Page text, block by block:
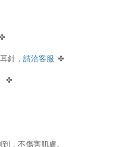
針， 請洽客服 ✤
✤
，不傷害肌膚。